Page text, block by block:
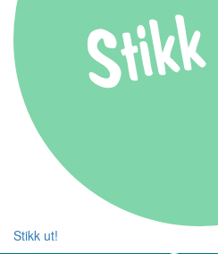
Stikk ut!